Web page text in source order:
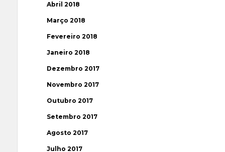
Abril 2018
Março 2018
Fevereiro 2018
Janeiro 2018
Dezembro 2017
Novembro 2017
Outubro 2017
Setembro 2017
Agosto 2017
Julho 2017